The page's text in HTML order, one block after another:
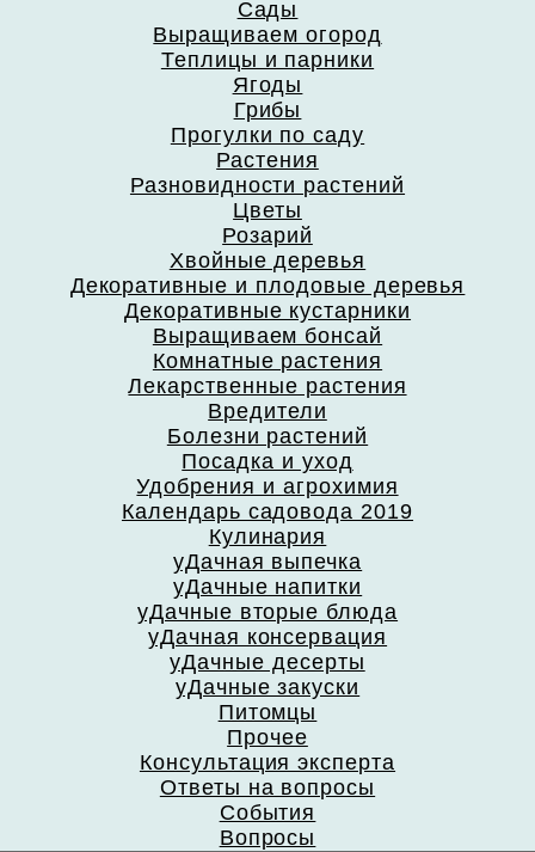
Сады
Выращиваем огород
Теплицы и парники
Ягоды
Грибы
Прогулки по саду
Растения
Разновидности растений
Цветы
Розарий
Хвойные деревья
Декоративные и плодовые деревья
Декоративные кустарники
Выращиваем бонсай
Комнатные растения
Лекарственные растения
Вредители
Болезни растений
Посадка и уход
Удобрения и агрохимия
Календарь садовода 2019
Кулинария
уДачная выпечка
уДачные напитки
уДачные вторые блюда
уДачная консервация
уДачные десерты
уДачные закуски
Питомцы
Прочее
Консультация эксперта
Ответы на вопросы
События
Вопросы